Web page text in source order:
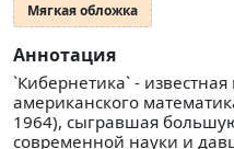
Мягкая обложка
Аннотация
`Кибернетика` -
американского
1964), сыгравшая
современной науки и